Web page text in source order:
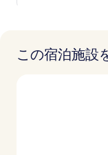
この宿泊施設